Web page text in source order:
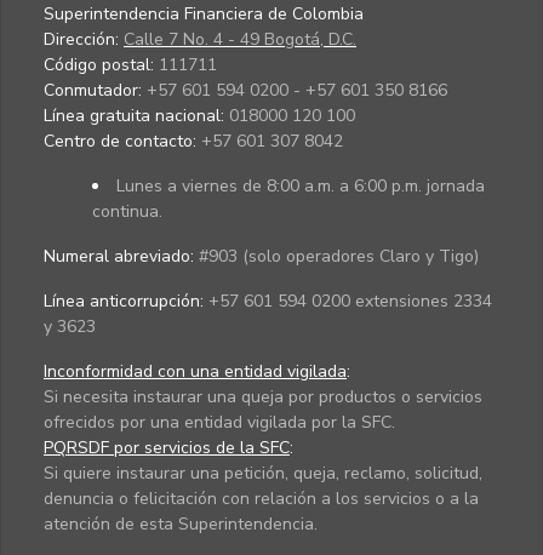
Superintendencia Financiera de Colombia
Dirección: Calle 7 No. 4 - 49 Bogotá, D.C.
Código postal: 111711
Conmutador: +57 601 594 0200 - +57 601 350 8166
Línea gratuita nacional: 018000 120 100
Centro de contacto: +57 601 307 8042
Lunes a viernes de 8:00 a.m. a 6:00 p.m. jornada
continua.
Numeral abreviado: #903 (solo operadores Claro y Tigo)
Línea anticorrupción: +57 601 594 0200 extensiones 2334
y 3623
Inconformidad con una entidad vigilada:
Si necesita instaurar una queja por productos o servicios
ofrecidos por una entidad vigilada por la SFC.
PQRSDF por servicios de la SFC:
Si quiere instaurar una petición, queja, reclamo, solicitud,
denuncia o felicitación con relación a los servicios o a la
atención de esta Superintendencia.